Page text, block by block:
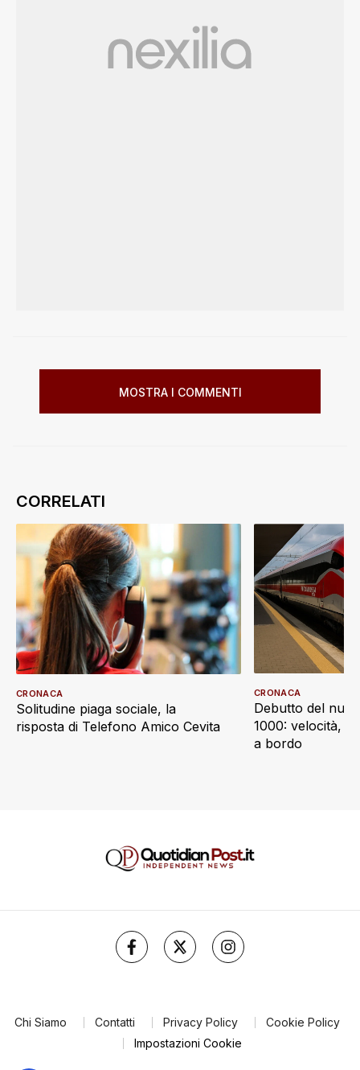
MOSTRA I COMMENTI
Solitudine piaga sociale, la
risposta di Telefono Amico Cevita
CRONACA
Debutto del
1000: velocità,
a bordo
CRONACA
Chi Siamo Contatti Privacy Policy
Cookie Policy
Impostazioni Cookie